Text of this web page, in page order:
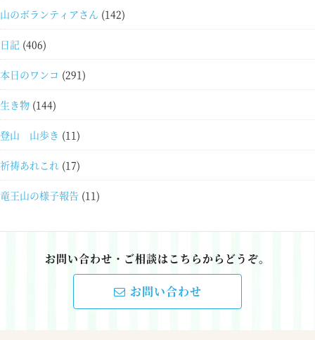
山のボランティアさん (142)
日記 (406)
本日のワンコ (291)
生き物 (144)
登山 山歩き (11)
祈祷あれこれ (17)
竜王山の様子報告 (11)
お問い合わせ・ご相談はこちらからどうぞ。
お問い合わせ